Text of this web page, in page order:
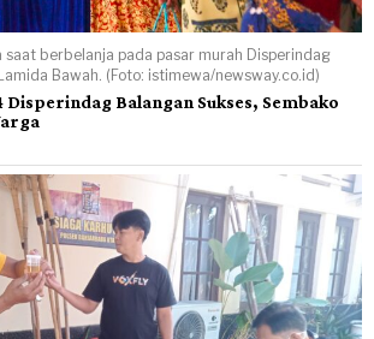
berbelanja pada pasar murah Disperindag
Bawah. (Foto: istimewa/newsway.co.id)
Disperindag Balangan Sukses, Sembako